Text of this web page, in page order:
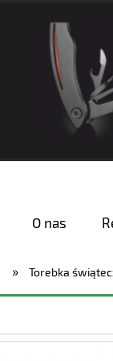
O nas
» Torebka